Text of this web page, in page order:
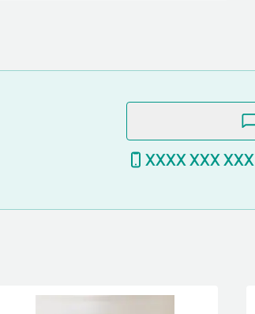
XXXX XXX XXX